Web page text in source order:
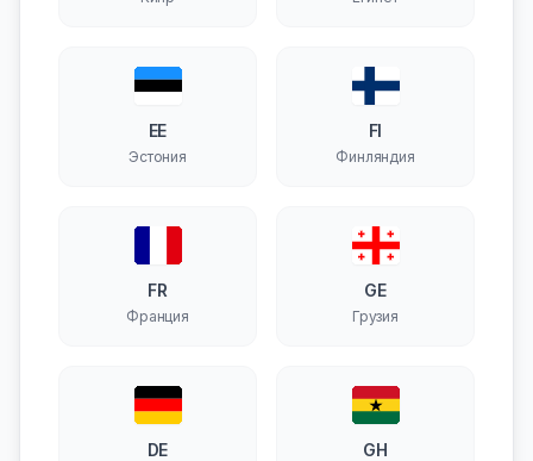
EE
Эстония
FI
Финляндия
FR
Франция
GE
Грузия
DE GH